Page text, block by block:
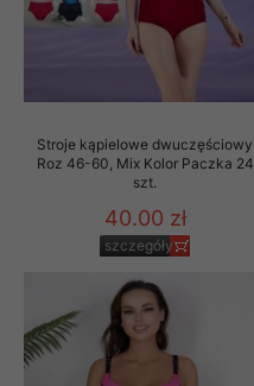
Stroje kąpielowe dwuczęściowy
Roz 46-60, Mix Kolor Paczka 24
szt.
40.00 zł
szczegóły